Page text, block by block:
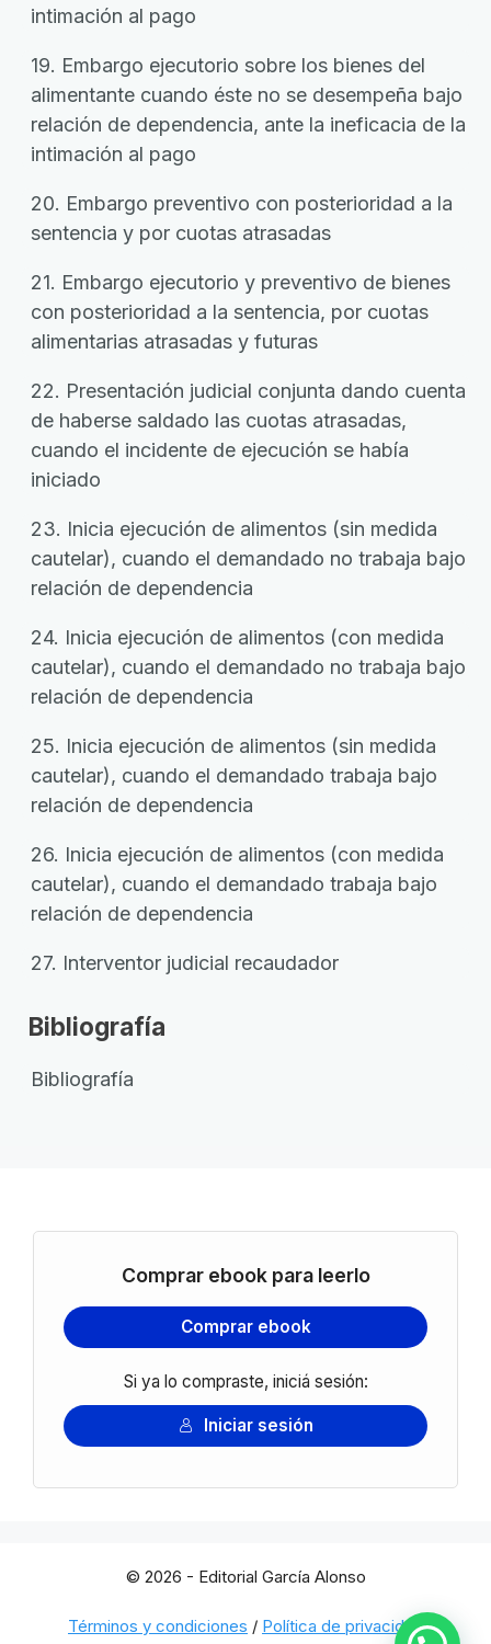
intimación al pago
19. Embargo ejecutorio sobre los bienes del
alimentante cuando éste no se desempeña bajo
relación de dependencia, ante la ineficacia de la
intimación al pago
20. Embargo preventivo con posterioridad a la
sentencia y por cuotas atrasadas
21. Embargo ejecutorio y preventivo de bienes
con posterioridad a la sentencia, por cuotas
alimentarias atrasadas y futuras
22. Presentación judicial conjunta dando cuenta
de haberse saldado las cuotas atrasadas,
cuando el incidente de ejecución se había
iniciado
23. Inicia ejecución de alimentos (sin medida
cautelar), cuando el demandado no trabaja bajo
relación de dependencia
24. Inicia ejecución de alimentos (con medida
cautelar), cuando el demandado no trabaja bajo
relación de dependencia
25. Inicia ejecución de alimentos (sin medida
cautelar), cuando el demandado trabaja bajo
relación de dependencia
26. Inicia ejecución de alimentos (con medida
cautelar), cuando el demandado trabaja bajo
relación de dependencia
27. Interventor judicial recaudador
Bibliografía
Bibliografía
Comprar ebook para leerlo
Comprar ebook
Si ya lo compraste, iniciá sesión:
Iniciar sesión
© 2026 - Editorial García Alonso
Términos y condiciones / Política de privacidad